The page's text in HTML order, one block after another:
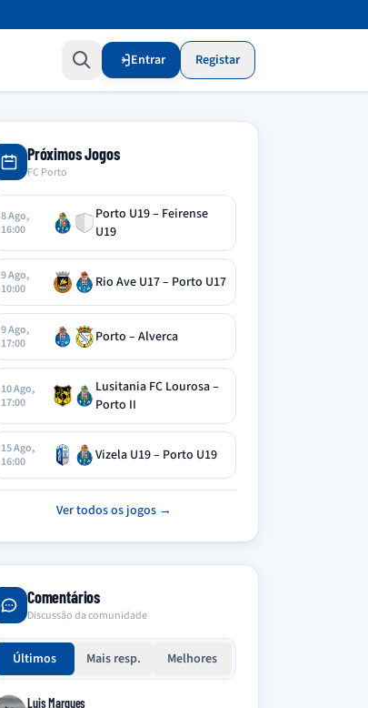
Entrar Registar
Próximos Jogos
FC Porto
8 Ago,
16:00
Porto U19 – Feirense
U19
9 Ago,
10:00
Rio Ave U17 – Porto U17
9 Ago,
17:00
Porto – Alverca
10 Ago,
17:00
Lusitania FC Lourosa –
Porto II
15 Ago,
16:00
Vizela U19 – Porto U19
Ver todos os jogos →
Comentários
Discussão da comunidade
Últimos Mais resp. Melhores
Luis Marques